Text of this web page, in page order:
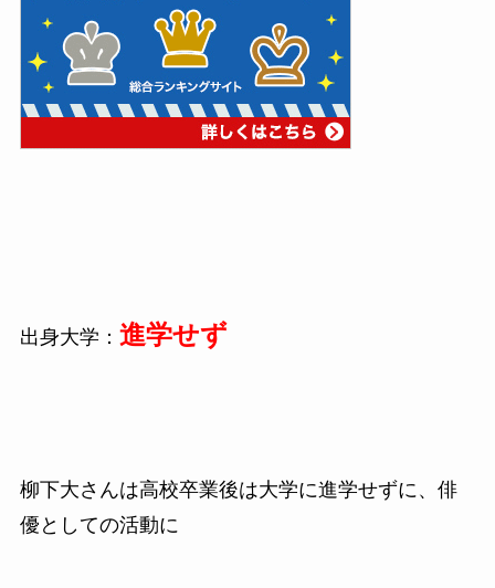
出身大学： 進学せず
柳下大さんは高校卒業後は大学に進学せずに、俳
優としての活動に